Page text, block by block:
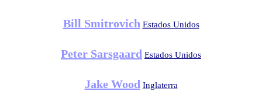
Bill Smitrovich Estados Unidos
Peter Sarsgaard Estados Unidos
Jake Wood Inglaterra